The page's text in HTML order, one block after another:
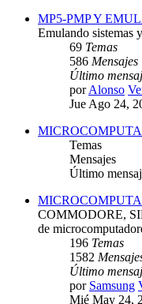
MP5-PMP Y
Emulando sistemas
69 Temas
586 Mensajes
Último
porAlonso
Jue Ago 24,
Temas
Mensajes
Último
COMMODORE,
de
196 Temas
1582
Último
por Samsung
Mié May 24,